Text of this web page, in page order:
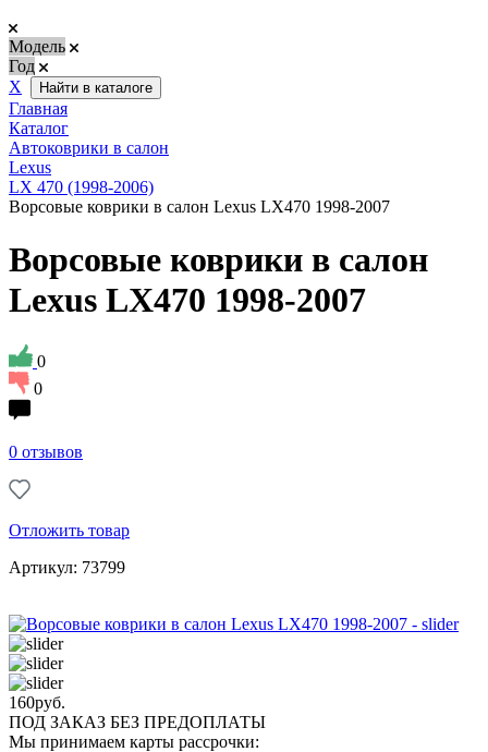
Модель
Год
Х
Найти в каталоге
Главная
Каталог
Автоковрики в салон
Lexus
LX 470 (1998-2006)
Ворсовые коврики в салон Lexus LX470 1998-2007
Ворсовые коврики в салон
Lexus LX470 1998-2007
0
0
0 отзывов
Отложить товар
Артикул: 73799
160руб.
ПОД ЗАКАЗ БЕЗ ПРЕДОПЛАТЫ
Мы принимаем карты рассрочки: